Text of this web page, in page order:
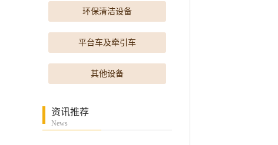
环保清洁设备
平台车及牵引车
其他设备
资讯推荐
News